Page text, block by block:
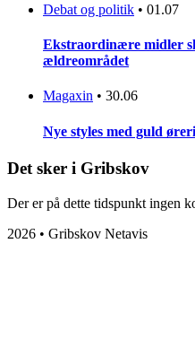
Debat og politik • 01.07
Ekstraordinære midler
ældreområdet
Magaxin • 30.06
Nye styles med guld
Det sker i Gribskov
Der er på dette tidspunkt ingen
2026 • Gribskov Netavis